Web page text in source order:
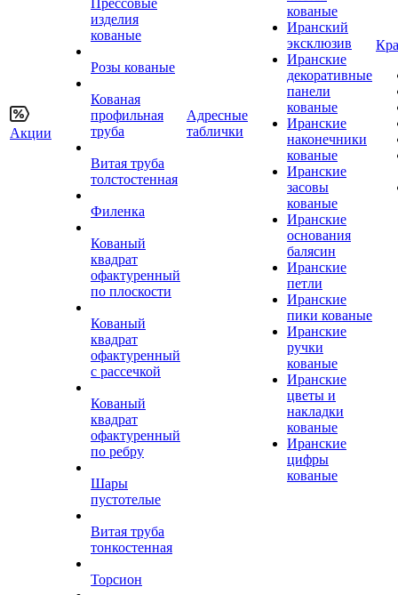
Акции
Прессовые
изделия
кованые
Розы кованые
Кованая
профильная
труба
Витая труба
толстостенная
Филенка
Кованый
квадрат
офактуренный
по плоскости
Кованый
квадрат
офактуренный
с рассечкой
Кованый
квадрат
офактуренный
по ребру
Шары
пустотелые
Витая труба
тонкостенная
Торсион
Адресные
таблички
кованые
Иранский
эксклюзив
Иранские
декоративные
панели
кованые
Иранские
наконечники
кованые
Иранские
засовы
кованые
Иранские
основания
балясин
Иранские
петли
Иранские
пики кованые
Иранские
ручки
кованые
Иранские
цветы и
накладки
кованые
Иранские
цифры
кованые